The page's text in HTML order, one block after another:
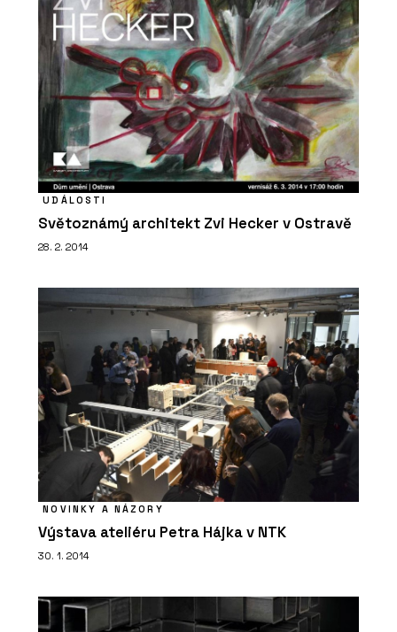
UDÁLOSTI
Světoznámý architekt Zvi Hecker v Ostravě
28. 2. 2014
NOVINKY A NÁZORY
Výstava ateliéru Petra Hájka v NTK
30. 1. 2014